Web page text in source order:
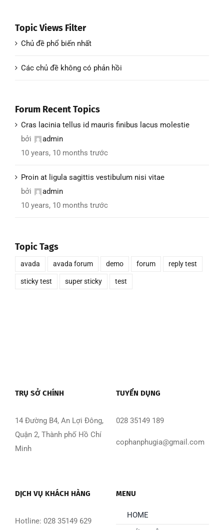
Topic Views Filter
Chủ đề phổ biến nhất
Các chủ đề không có phản hồi
Forum Recent Topics
Cras lacinia tellus id mauris finibus lacus molestie
bởi
admin
10 years, 10 months trước
Proin at ligula sagittis vestibulum nisi vitae
bởi
admin
10 years, 10 months trước
Topic Tags
avada avada forum demo forum reply test
sticky test super sticky test
TRỤ SỞ CHÍNH
14 Đường B4, An Lợi Đông,
Quận 2, Thành phố Hồ Chí
Minh
TUYỂN DỤNG
028 35149 189
cophanphugia@gmail.com
DỊCH VỤ KHÁCH HÀNG
Hotline: 028 35149 629
MENU
HOME